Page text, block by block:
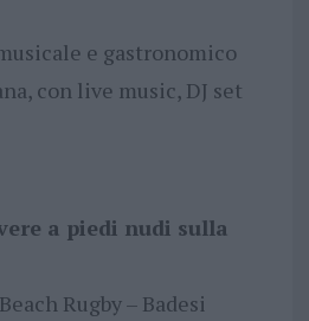
e gastronomico
con live music, DJ set
a piedi nudi sulla
Rugby – Badesi